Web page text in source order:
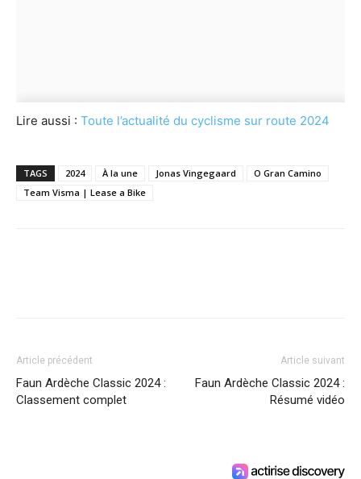
Lire aussi : Toute l’actualité du cyclisme sur route 2024
TAGS 2024 À la une Jonas Vingegaard
O Gran Camino
Team Visma | Lease a Bike
Article précédent
Faun Ardèche Classic 2024 :
Classement complet
Article suivant
Faun Ardèche Classic 2024 :
Résumé vidéo